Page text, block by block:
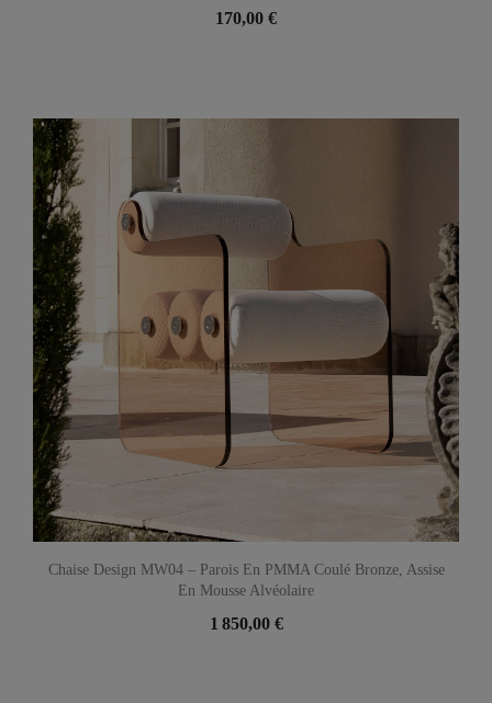
170,00 €
Chaise Design MW04 – Parois En PMMA Coulé Bronze, Assise
En Mousse Alvéolaire
1 850,00 €